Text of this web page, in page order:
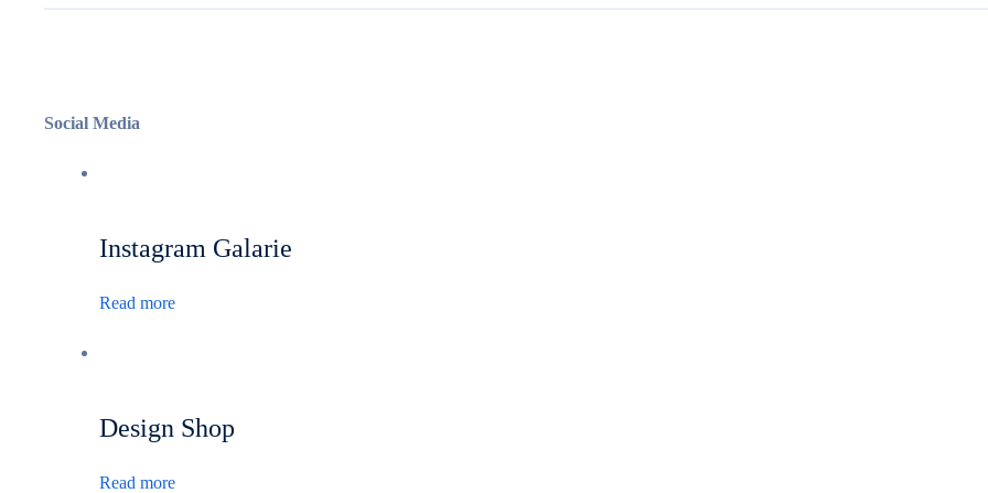
Social Media
Instagram Galarie
Read more
Design Shop
Read more